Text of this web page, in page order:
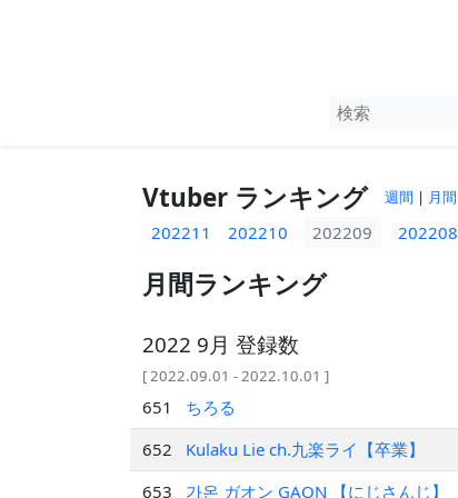
Vtuber ランキング 週間 | 月間
202211 202210 202209 202208
月間ランキング
2022 9月 登録数
[ 2022.09.01 - 2022.10.01 ]
651 ちろる
652
Kulaku Lie ch.九楽ライ【卒業】
653
가온 ガオン GAON 【にじさんじ】